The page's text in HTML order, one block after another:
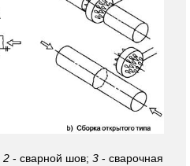
2 - сварной шов; 3 - сварочная